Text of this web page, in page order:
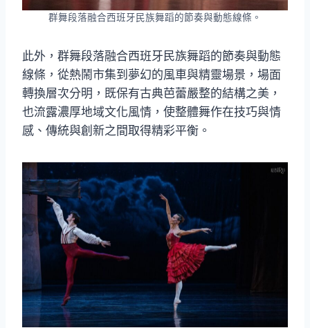
群舞段落融合西班牙民族舞蹈的節奏與動態線條。
此外，群舞段落融合西班牙民族舞蹈的節奏與動態
線條，從熱鬧市集到夢幻的風車與精靈場景，場面
轉換層次分明，既保有古典芭蕾嚴整的結構之美，
也流露濃厚地域文化風情，使整體舞作在技巧與情
感、傳統與創新之間取得精彩平衡。